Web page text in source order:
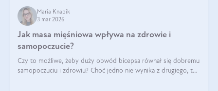
Maria Knapik
3 mar 2026
Jak masa mięśniowa wpływa na zdrowie i
samopoczucie?
Czy to możliwe, żeby duży obwód bicepsa równał się dobremu
samopoczuciu i zdrowiu? Choć jedno nie wynika z drugiego, to